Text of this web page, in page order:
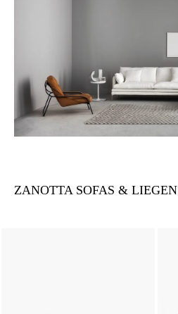
ZANOTTA SOFAS & LIEGEN